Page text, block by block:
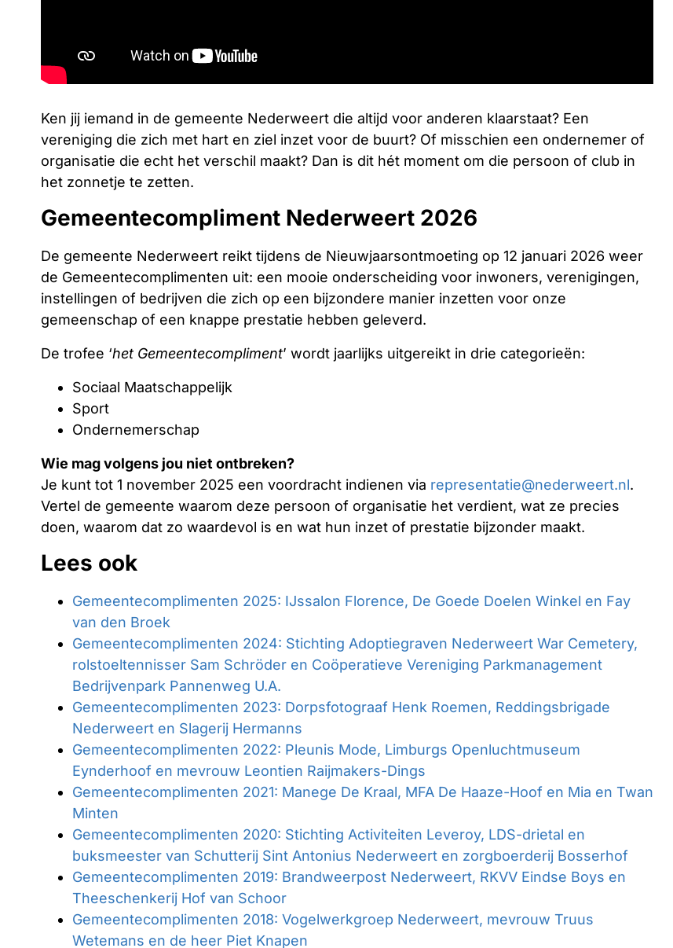
Ken jij iemand in de gemeente Nederweert die altijd voor anderen klaarstaat? Een
vereniging die zich met hart en ziel inzet voor de buurt? Of misschien een ondernemer of
organisatie die echt het verschil maakt? Dan is dit hét moment om die persoon of club in
het zonnetje te zetten.
Gemeentecompliment Nederweert 2026
De gemeente Nederweert reikt tijdens de Nieuwjaarsontmoeting op 12 januari 2026 weer
de Gemeentecomplimenten uit: een mooie onderscheiding voor inwoners, verenigingen,
instellingen of bedrijven die zich op een bijzondere manier inzetten voor onze
gemeenschap of een knappe prestatie hebben geleverd.
De trofee ‘het Gemeentecompliment’ wordt jaarlijks uitgereikt in drie categorieën:
Sociaal Maatschappelijk
Sport
Ondernemerschap
Wie mag volgens jou niet ontbreken?
Je kunt tot 1 november 2025 een voordracht indienen via representatie@nederweert.nl.
Vertel de gemeente waarom deze persoon of organisatie het verdient, wat ze precies
doen, waarom dat zo waardevol is en wat hun inzet of prestatie bijzonder maakt.
Lees ook
Gemeentecomplimenten 2025: IJssalon Florence, De Goede Doelen Winkel en Fay
van den Broek
Gemeentecomplimenten 2024: Stichting Adoptiegraven Nederweert War Cemetery,
rolstoeltennisser Sam Schröder en Coöperatieve Vereniging Parkmanagement
Bedrijvenpark Pannenweg U.A.
Gemeentecomplimenten 2023: Dorpsfotograaf Henk Roemen, Reddingsbrigade
Nederweert en Slagerij Hermanns
Gemeentecomplimenten 2022: Pleunis Mode, Limburgs Openluchtmuseum
Eynderhoof en mevrouw Leontien Raijmakers-Dings
Gemeentecomplimenten 2021: Manege De Kraal, MFA De Haaze-Hoof en Mia en Twan
Minten
Gemeentecomplimenten 2020: Stichting Activiteiten Leveroy, LDS-drietal en
buksmeester van Schutterij Sint Antonius Nederweert en zorgboerderij Bosserhof
Gemeentecomplimenten 2019: Brandweerpost Nederweert, RKVV Eindse Boys en
Theeschenkerij Hof van Schoor
Gemeentecomplimenten 2018: Vogelwerkgroep Nederweert, mevrouw Truus
Wetemans en de heer Piet Knapen